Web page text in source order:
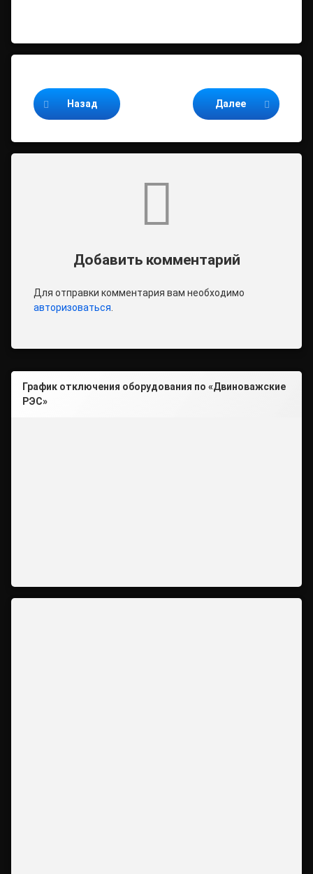
Назад Далее
Добавить комментарий
Для отправки комментария вам необходимо
авторизоваться
График отключения оборудования по «Двиноважские
РЭС»